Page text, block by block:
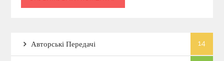
Авторські Передачі 14